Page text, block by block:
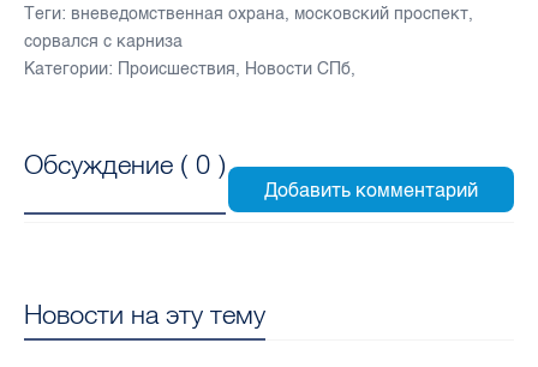
Теги: вневедомственная охрана, московский проспект,
сорвался с карниза
Категории: Происшествия, Новости СПб,
Обсуждение ( 0 )
Новости на эту тему